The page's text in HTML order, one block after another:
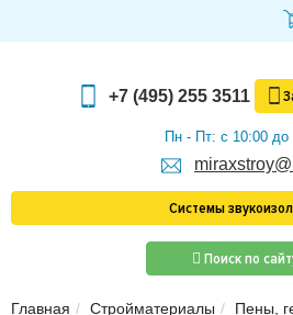
ЭЛЕКТРИКА И ОСВЕЩЕНИЕ
+7 (495) 255 3511
Пн - Пт: с 10:00 до
Системы
Поиск по
Главная Стройматериалы
Пены,